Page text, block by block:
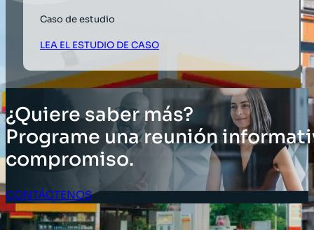
Caso de estudio
LEA EL ESTUDIO DE CASO
¿Quiere saber más?
Programe una reunión
compromiso.
CONTÁCTENOS